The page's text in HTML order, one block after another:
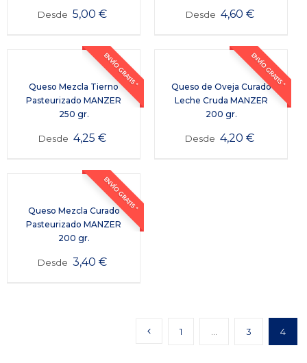
Desde 5,00€ Desde 4,60 €
ENVÍO GRATIS *
Queso Mezcla Tierno
Pasteurizado MANZER
250 gr.
Desde 4,25€
ENVÍO GRATIS *
Queso de Oveja Curado
Leche Cruda MANZER
200 gr.
Desde 4,20€
ENVÍO GRATIS *
Queso Mezcla Curado
Pasteurizado MANZER
200 gr.
Desde 3,40€
1 3 4